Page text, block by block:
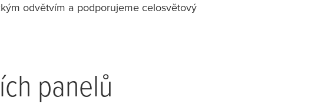
odvětvím a podporujeme celosvětový
panelů